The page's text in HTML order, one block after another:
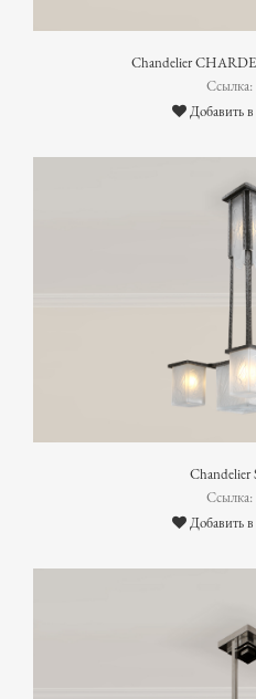
Chandelier
Ссылка:
Добавить
Ссылка:
Добавить